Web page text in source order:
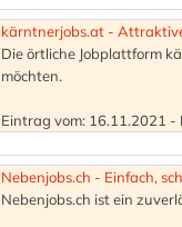
kärntnerjobs.at -
Die örtliche Jobplattform
möchten.
Eintrag vom: 16.11.2021 -
Nebenjobs.ch - Einfach,
Nebenjobs.ch ist ein